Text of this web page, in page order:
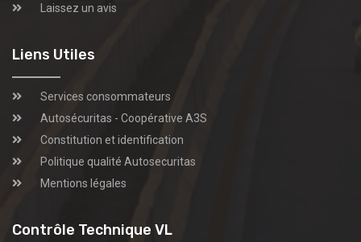
Laissez un avis
Liens Utiles
Services consommateurs
Autosécuritas - Coopérative A3S
Constitution et identification
Politique qualité Autosecuritas
Mentions légales
Contrôle Technique VL